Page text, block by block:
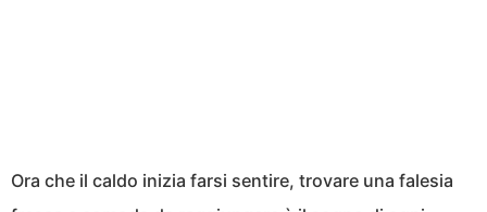
Ora che il caldo inizia farsi sentire, trovare una falesia